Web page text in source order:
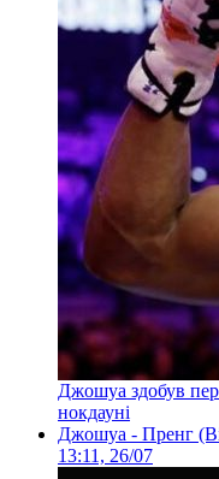
Джошуа здобув
нокдауні
Джошуа - Пренг
13:11, 26/07